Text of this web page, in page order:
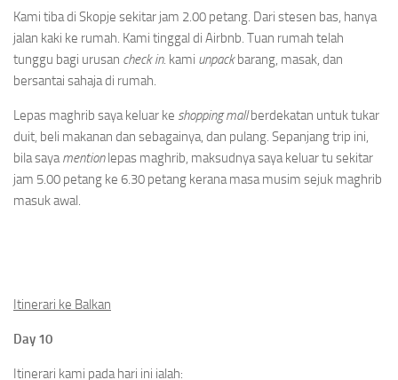
Kami tiba di Skopje sekitar jam 2.00 petang. Dari stesen bas, hanya
jalan kaki ke rumah. Kami tinggal di Airbnb. Tuan rumah telah
tunggu bagi urusan check in. kami unpackbarang, masak, dan
bersantai sahaja di rumah.
Lepas maghrib saya keluar ke shopping mallberdekatan untuk tukar
duit, beli makanan dan sebagainya, dan pulang. Sepanjang trip ini,
bila sayamentionlepas maghrib, maksudnya saya keluar tu sekitar
jam 5.00 petang ke 6.30 petang kerana masa musim sejuk maghrib
masuk awal.
Itinerari ke Balkan
Day 10
Itinerari kami pada hari ini ialah: